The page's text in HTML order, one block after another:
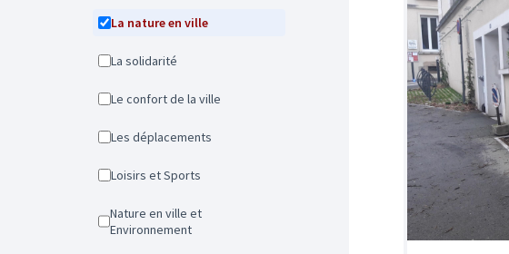
La nature en ville
La solidarité
Le confort de la ville
Les déplacements
Loisirs et Sports
Nature en ville et
Environnement